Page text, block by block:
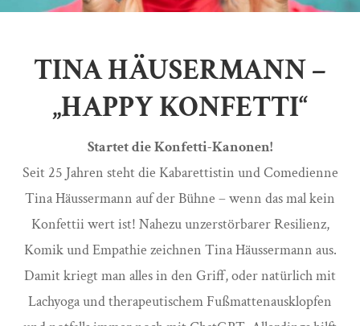
TINA HÄUSERMANN –
„HAPPY KONFETTI“
Startet die Konfetti-Kanonen!
Seit 25 Jahren steht die Kabarettistin und Comedienne
Tina Häussermann auf der Bühne – wenn das mal kein
Konfettii wert ist! Nahezu unzerstörbarer Resilienz,
Komik und Empathie zeichnen Tina Häussermann aus.
Damit kriegt man alles in den Griff, oder natürlich mit
Lachyoga und therapeutischem Fußmattenausklopfen